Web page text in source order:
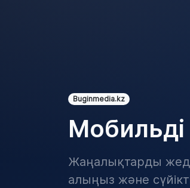
Buginmedia.kz
Жаңалықтарды
алыңыз және